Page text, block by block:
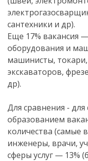
сантехники и др).
Еще 17% вакансия
оборудования и
машинисты,
экскаваторов,
др).
Для сравнения -
образованием
количества (самые
инженеры, врачи,
сферы услуг — 13%